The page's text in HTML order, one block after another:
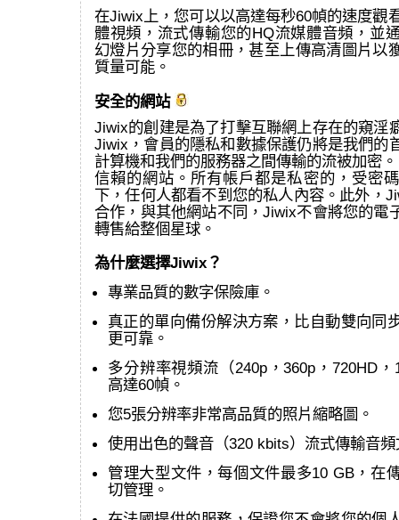
在Jiwix上，您可以以高達每秒60幀的速度觀
體視頻，流式傳輸您的HQ流媒體音頻，並
幻燈片分享您的相冊，甚至上傳高清圖片以
質量可能。
安全的網站
Jiwix的創建是為了打擊互聯網上存在的窺淫
Jiwix，會員的隱私和數據保護仍將是我們的
計算機和我們的服務器之間傳輸的流被加密
信賴的網站。所有帳戶都是私密的，受密
下，任何人都看不到您的私人內容。此外，
合作，與其他網站不同，Jiwix不會將您的電
轉售給整個星球。
為什麼選擇Jiwix？
專業品質的數字保險庫。
真正的單向備份解決方案，比自動雙向同
更可靠。
多分辨率視頻流（240p，360p，720HD
高達60幀。
您5張分辨率非常高品質的照片縮略圖。
使用出色的聲音（320 kbits）流式傳輸音
管理大型文件，每個文件最多10 GB，在
切管理。